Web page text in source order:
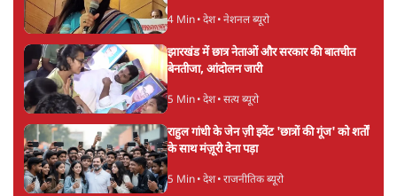
4 Min• देश• नेशनल ब्यूरो
झारखंड में छात्र नेताओं और सरकार की बातचीत
बेनतीजा, आंदोलन जारी
5 Min• देश• सत्य ब्यूरो
राहुल गांधी के जेन ज़ी इवेंट 'छात्रों की गूंज' को शर्तों
के साथ मंज़ूरी देना पड़ा
5 Min• देश• राजनीतिक ब्यूरो